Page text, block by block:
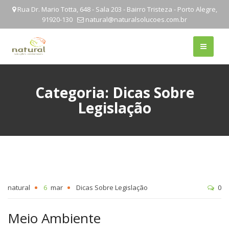
Rua Dr. Mario Totta, 648 - Sala 203 - Bairro Tristeza - Porto Alegre,
91920-130
natural@naturalsolucoes.com.br
Categoria: Dicas Sobre
Legislação
natural 6 mar Dicas Sobre Legislação 0
Meio Ambiente